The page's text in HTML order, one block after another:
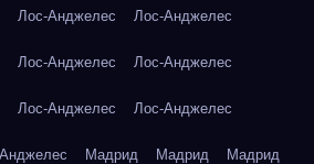
Лос-Анджелес Лос-Анджелес
Лос-Анджелес Лос-Анджелес
Лос-Анджелес Лос-Анджелес
Мадрид Мадрид Мадрид